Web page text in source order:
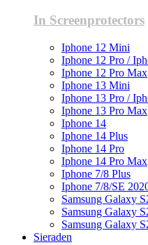
In Screenprotectors
Iphone 12 Mini
Iphone 12 Pro /
Iphone 12 Pro Max
Iphone 13 Mini
Iphone 13 Pro /
Iphone 13 Pro Max
Iphone 14
Iphone 14 Plus
Iphone 14 Pro
Iphone 14 Pro Max
Iphone 7/8 Plus
Iphone 7/8/SE
Samsung Galaxy
Samsung Galaxy
Samsung Galaxy
Sieraden